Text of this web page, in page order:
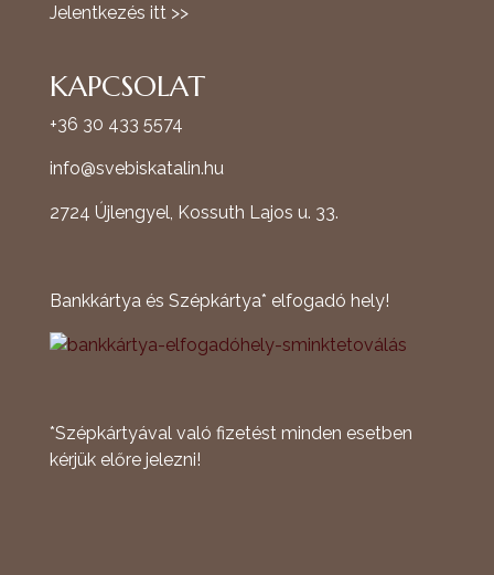
Jelentkezés itt >>
KAPCSOLAT
+36 30 433 5574
info@svebiskatalin.hu
2724 Újlengyel, Kossuth Lajos u. 33.
Bankkártya és Szépkártya* elfogadó hely!
*Szépkártyával való fizetést minden esetben
kérjük előre jelezni!